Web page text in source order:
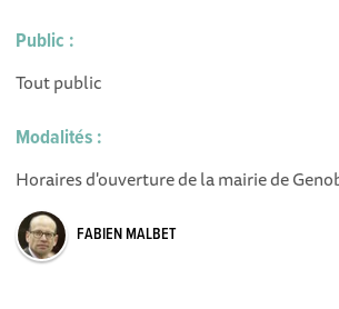
Public :
Tout public
Modalités :
Horaires d'ouverture de la mairie de
FABIEN MALBET